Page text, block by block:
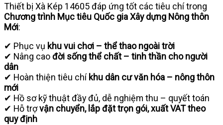
Thiết bị Xà Kép 14605 đáp ứng tốt các tiêu chí trong
Chương trình Mục tiêu Quốc gia Xây dựng Nông thôn
Mới:
✔ Phục vụ khu vui chơi – thể thao ngoài trời
✔ Nâng caođời sống thể chất – tinh thần cho người
dân
✔ Hoàn thiện tiêu chí khu dân cư văn hóa – nông thôn
mới
✔ Hồ sơ kỹ thuật đầy đủ, dễ nghiệm thu – quyết toán
✔ Hỗ trợvận chuyển, lắp đặt trọn gói, xuất VAT theo
quy định